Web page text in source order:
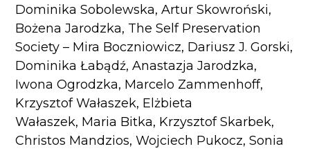
Dominika Sobolewska, Artur Skowroński,
Bożena Jarodzka, The Self Preservation
Society – Mira Boczniowicz, Dariusz J. Gorski,
Dominika Łabądź, Anastazja Jarodzka,
Iwona Ogrodzka, Marcelo Zammenhoff,
Krzysztof Wałaszek, Elżbieta
Wałaszek, Maria Bitka, Krzysztof Skarbek,
Christos Mandzios, Wojciech Pukocz, Sonia